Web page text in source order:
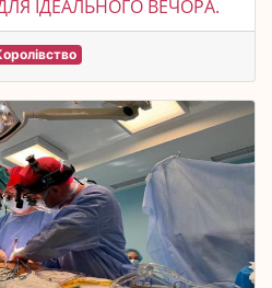
ІДЕАЛЬНОГО ВЕЧОРА.